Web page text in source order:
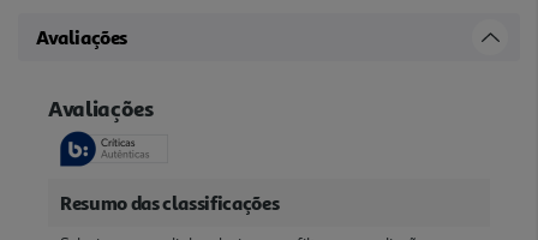
Avaliações